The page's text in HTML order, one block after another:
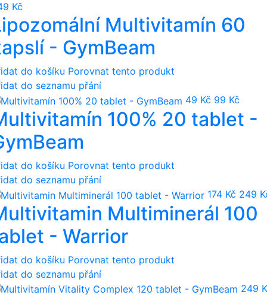
Kč
Multivitamín 60
- GymBeam
do košíku Porovnat tento produkt
do seznamu přání
49 Kč 99 Kč
100% 20 tablet -
do košíku Porovnat tento produkt
do seznamu přání
174 Kč 249
Multiminerál 100
- Warrior
do košíku Porovnat tento produkt
do seznamu přání
249